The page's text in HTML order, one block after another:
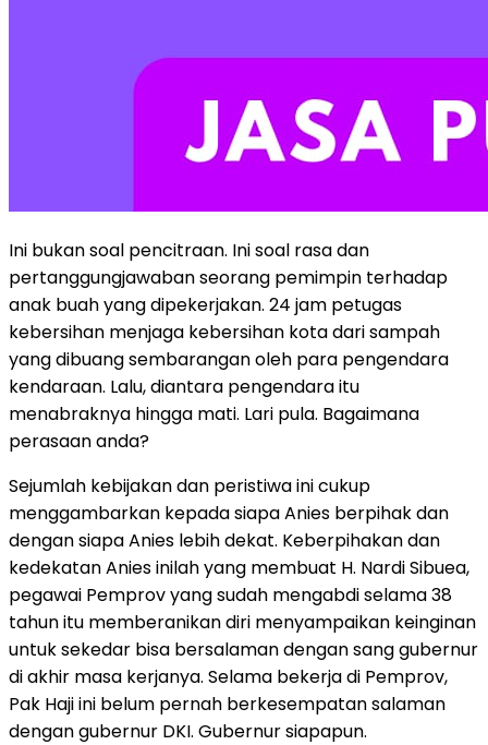
Ini bukan soal pencitraan. Ini soal rasa dan
pertanggungjawaban seorang pemimpin terhadap
anak buah yang dipekerjakan. 24 jam petugas
kebersihan menjaga kebersihan kota dari sampah
yang dibuang sembarangan oleh para pengendara
kendaraan. Lalu, diantara pengendara itu
menabraknya hingga mati. Lari pula. Bagaimana
perasaan anda?
Sejumlah kebijakan dan peristiwa ini cukup
menggambarkan kepada siapa Anies berpihak dan
dengan siapa Anies lebih dekat. Keberpihakan dan
kedekatan Anies inilah yang membuat H. Nardi Sibuea,
pegawai Pemprov yang sudah mengabdi selama 38
tahun itu memberanikan diri menyampaikan keinginan
untuk sekedar bisa bersalaman dengan sang gubernur
di akhir masa kerjanya. Selama bekerja di Pemprov,
Pak Haji ini belum pernah berkesempatan salaman
dengan gubernur DKI. Gubernur siapapun.